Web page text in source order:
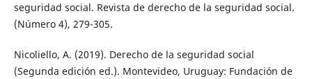
seguridad social. Revista de derecho de la seguridad social.
(Número 4), 279-305.
Nicoliello, A. (2019). Derecho de la seguridad social
(Segunda edición ed.). Montevideo, Uruguay: Fundación de